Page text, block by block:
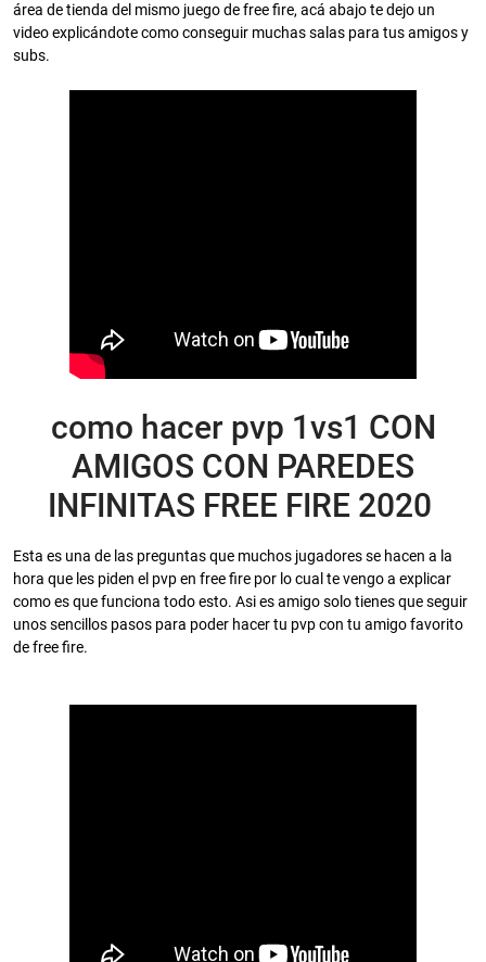
área de tienda del mismo juego de free fire, acá abajo te dejo un
video explicándote como conseguir muchas salas para tus amigos y
subs.
como hacer pvp 1vs1 CON
AMIGOS CON PAREDES
INFINITAS FREE FIRE 2020
Esta es una de las preguntas que muchos jugadores se hacen a la
hora que les piden el pvp en free fire por lo cual te vengo a explicar
como es que funciona todo esto. Asi es amigo solo tienes que seguir
unos sencillos pasos para poder hacer tu pvp con tu amigo favorito
de free fire.